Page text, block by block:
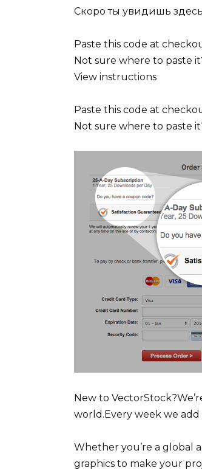
Скоро ты увидишь
Paste this code at
Not sure where to paste
View instructions
Paste this code at
Not sure where to paste
New to
world.Every week we
Whether you’re a global
graphics to make your